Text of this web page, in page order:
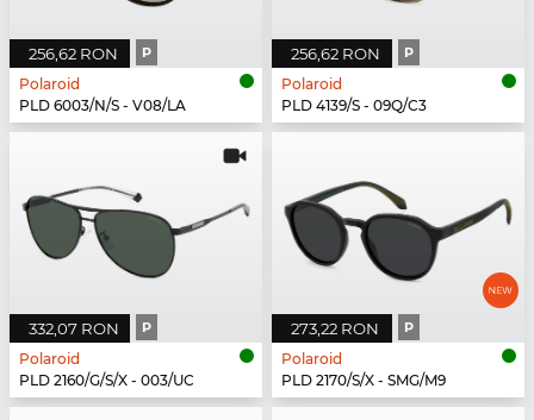
256,62 RON P
Polaroid
PLD 6003/N/S - V08/LA
256,62 RON P
Polaroid
PLD 4139/S - 09Q/C3
332,07 RON P
Polaroid
PLD 2160/G/S/X - 003/UC
273,22 RON P
Polaroid
PLD 2170/S/X - SMG/M9